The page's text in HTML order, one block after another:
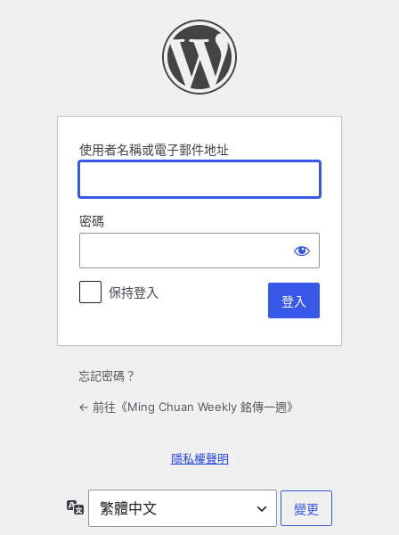
使用者名稱或電子郵件地址
密碼
保持登入
忘記密碼？
← 前往《Ming Chuan Weekly 銘傳一週》
隱私權聲明
言